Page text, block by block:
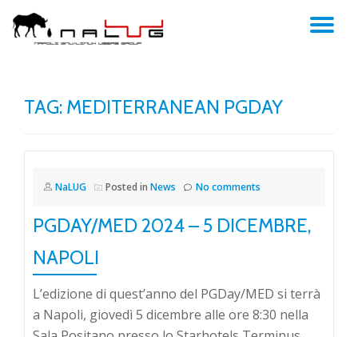
Skip
TAG: MEDITERRANEAN PGDAY
NaLUG Posted in News No comments
PGDAY/MED 2024 – 5 DICEMBRE,
NAPOLI
L’edizione di quest’anno del PGDay/MED si terrà
a Napoli, giovedì 5 dicembre alle ore 8:30 nella